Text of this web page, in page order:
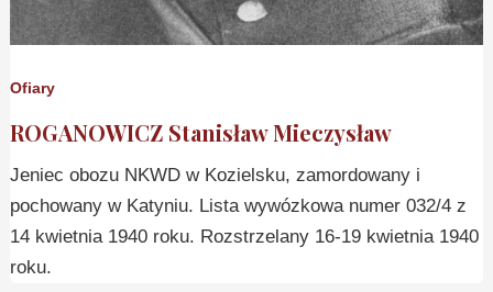
Ofiary
ROGANOWICZ Stanisław Mieczysław
Jeniec obozu NKWD w Kozielsku, zamordowany i
pochowany w Katyniu. Lista wywózkowa numer 032/4 z
14 kwietnia 1940 roku. Rozstrzelany 16-19 kwietnia 1940
roku.